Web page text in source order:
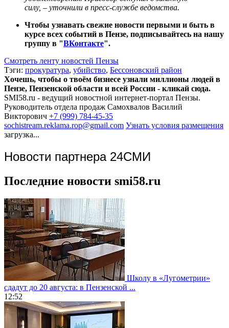
силу, – уточнили в пресс-службе ведомства.
Чтобы узнавать свежие новости первыми и быть в
курсе всех событий в Пензе, подписывайтесь на нашу
группу в "ВКонтакте".
Смотреть ленту новостей Пензы
Тэги: прокуратура, убийство, Бессоновский район
Хочешь, чтобы о твоём бизнесе узнали миллионы людей в
Пензе, Пензенской области и всей России - кликай сюда.
SMI58.ru - ведущий новостной интернет-портал Пензы.
Руководитель отдела продаж Самохвалов Василий
Викторович +7 (999) 784-45-35
sochistream.reklama.rop@gmail.com Узнать условия размещения
загрузка...
Новости партнера 24СМИ
Последние новости smi58.ru
Школу в «Лугометрии»
сдадут до 20 августа: в Пензенской ...
12:52